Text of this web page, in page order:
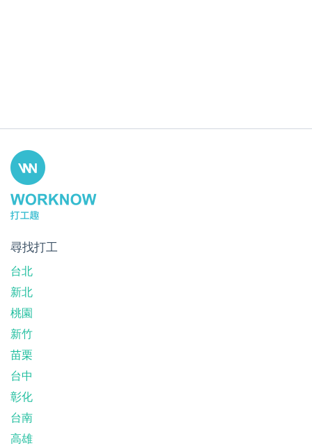
尋找打工
台北
新北
桃園
新竹
苗栗
台中
彰化
台南
高雄